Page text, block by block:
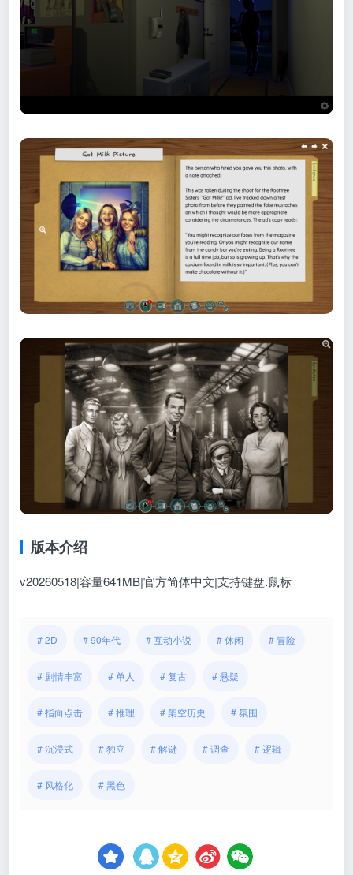
版本介绍
v20260518|容量641MB|官方简体中文|支持键盘.鼠标
# 2D # 90年代 # 互动小说 # 休闲 # 冒险
# 剧情丰富 # 单人 # 复古 # 悬疑
# 指向点击 # 推理 # 架空历史 # 氛围
# 沉浸式 # 独立 # 解谜 # 调查 # 逻辑
# 风格化 # 黑色